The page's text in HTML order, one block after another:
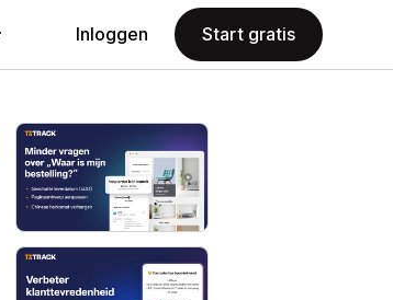
Inloggen Start gratis